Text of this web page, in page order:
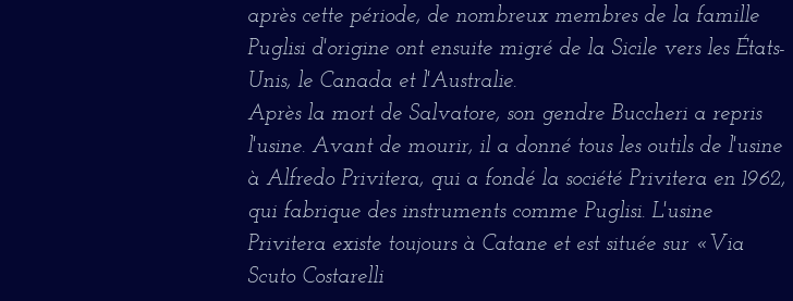
après cette période, de nombreux membres de la famille
Puglisi d'origine ont ensuite migré de la Sicile vers les États-
Unis, le Canada et l'Australie.
Après la mort de Salvatore, son gendre Buccheri a repris
l'usine. Avant de mourir, il a donné tous les outils de l'usine
à Alfredo Privitera, qui a fondé la société Privitera en 1962,
qui fabrique des instruments comme Puglisi. L'usine
Privitera existe toujours à Catane et est située sur «Via
Scuto Costarelli